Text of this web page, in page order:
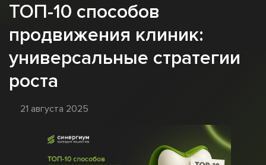
ТОП-10 способов
продвижения клиник:
универсальные стратегии
роста
21 августа 2025